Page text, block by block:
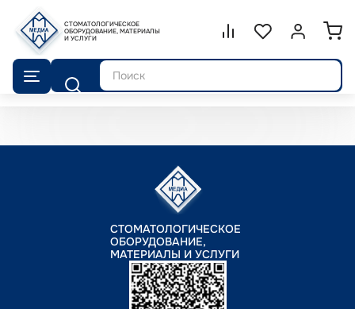
СТОМАТОЛОГИЧЕСКОЕ
ОБОРУДОВАНИЕ, МАТЕРИАЛЫ
И УСЛУГИ
Сравнение.
СписокВойти или
Поиск
СТОМАТОЛОГИЧЕСКОЕ
ОБОРУДОВАНИЕ,
МАТЕРИАЛЫ И УСЛУГИ